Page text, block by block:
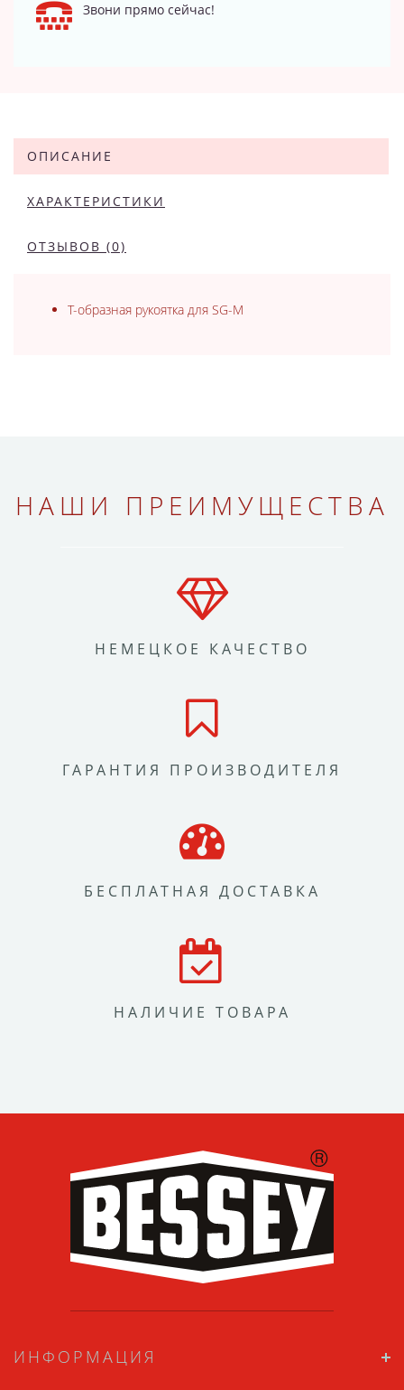
Звони прямо сейчас!
ОПИСАНИЕ
ХАРАКТЕРИСТИКИ
ОТЗЫВОВ (0)
Т-образная рукоятка для SG-M
НАШИ ПРЕИМУЩЕСТВА
НЕМЕЦКОЕ КАЧЕСТВО
ГАРАНТИЯ ПРОИЗВОДИТЕЛЯ
БЕСПЛАТНАЯ ДОСТАВКА
НАЛИЧИЕ ТОВАРА
ИНФОРМАЦИЯ